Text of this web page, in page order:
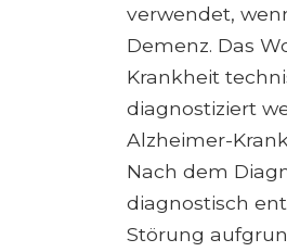
verwendet,
Demenz. Das
Krankheit
diagnostiziert
Alzheimer-
Nach dem
diagnostisch
Störung